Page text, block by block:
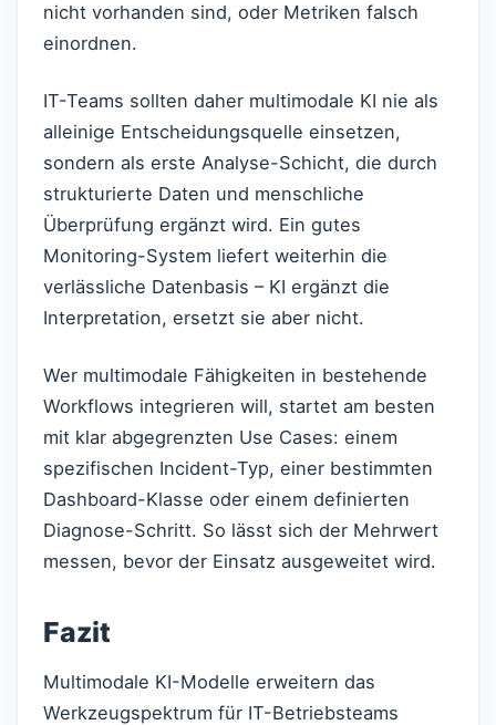
nicht vorhanden sind, oder Metriken falsch
einordnen.
IT-Teams sollten daher multimodale KI nie als
alleinige Entscheidungsquelle einsetzen,
sondern als erste Analyse-Schicht, die durch
strukturierte Daten und menschliche
Überprüfung ergänzt wird. Ein gutes
Monitoring-System liefert weiterhin die
verlässliche Datenbasis – KI ergänzt die
Interpretation, ersetzt sie aber nicht.
Wer multimodale Fähigkeiten in bestehende
Workflows integrieren will, startet am besten
mit klar abgegrenzten Use Cases: einem
spezifischen Incident-Typ, einer bestimmten
Dashboard-Klasse oder einem definierten
Diagnose-Schritt. So lässt sich der Mehrwert
messen, bevor der Einsatz ausgeweitet wird.
Fazit
Multimodale KI-Modelle erweitern das
Werkzeugspektrum für IT-Betriebsteams